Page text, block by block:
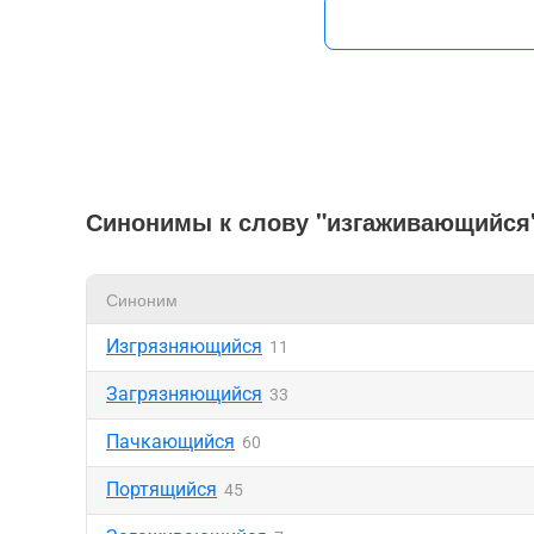
Синонимы к слову
Синоним
Изгрязняющийся 11
Загрязняющийся 33
Пачкающийся 60
Портящийся 45